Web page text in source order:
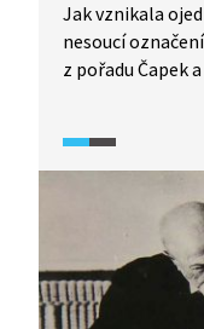
Jak vznikala
nesoucí
z pořadu Čapek
nejrůznější
v Malých